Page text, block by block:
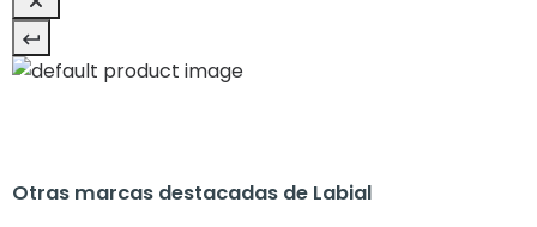
Otras marcas destacadas de Labial